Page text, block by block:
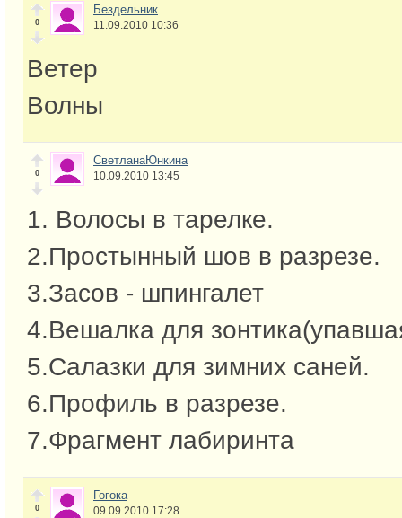
0
Бездельник
11.09.2010 10:36
Ветер
Волны
0
СветланаЮнкина
10.09.2010 13:45
1. Волосы в тарелке.
2.Простынный шов в разрезе.
3.Засов - шпингалет
4.Вешалка для
5.Салазки для зимних саней.
6.Профиль в разрезе.
7.Фрагмент лабиринта
0
Гогока
09.09.2010 17:28